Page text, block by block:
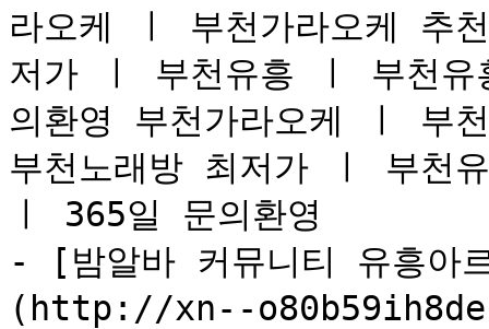
라오케 ㅣ 부천가라오케 추
저가 ㅣ 부천유흥 ㅣ 부천
의환영 부천가라오케 ㅣ 부
부천노래방 최저가 ㅣ 부천
ㅣ 365일 문의환영
- [밤알바 커뮤니티 유흥
(http://xn--